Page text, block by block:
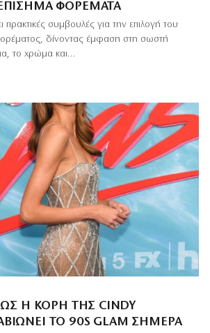
ΦΟΡΈΜΑΤΑ
συμβουλές για την επιλογή του
δίνοντας έμφαση στη σωστή
το χρώμα και…
Η ΚΌΡΗ ΤΗΣ CINDY
ΤΟ 90S GLAM ΣΉΜΕΡΑ